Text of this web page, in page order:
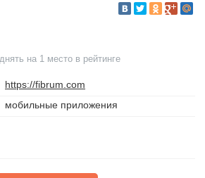
на 1 место в рейтинге
https://fibrum.com
мобильные приложения